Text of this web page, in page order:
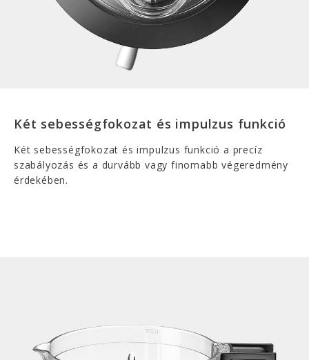
Két sebességfokozat és impulzus funkció
Két sebességfokozat és impulzus funkció a precíz
szabályozás és a durvább vagy finomabb végeredmény
érdekében.